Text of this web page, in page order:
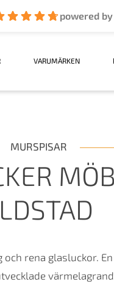
powered
VARUMÄRKEN
MURSPISAR
rena glasluckor.